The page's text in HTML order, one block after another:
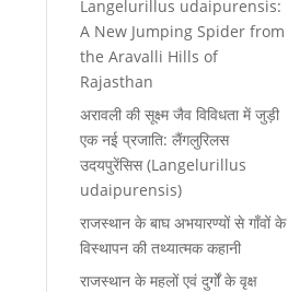
Langelurillus udaipurensis:
A New Jumping Spider from
the Aravalli Hills of
Rajasthan
अरावली की सूक्ष्म जैव विविधता में जुड़ी
एक नई प्रजाति: लैंगलुरिलस
उदयपुरेंसिस (Langelurillus
udaipurensis)
राजस्थान के बाघ अभयारण्यों से गाँवों के
विस्थापन की तथ्यात्मक कहानी
राजस्थान के महलों एवं दुर्गों के वृक्ष